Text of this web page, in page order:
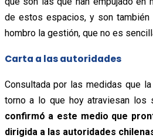
de estos espacios, y son
hombro la gestión, que no es
Carta a las autoridades
Consultada por las medidas que
torno a lo que hoy atraviesan los
confirmó a este medio que
dirigida a las autoridades